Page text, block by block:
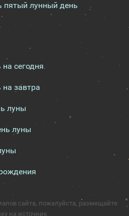
лунный день
сегодня
завтра
луны
луны
сайта, пожалуйста, размещайте
на источник.